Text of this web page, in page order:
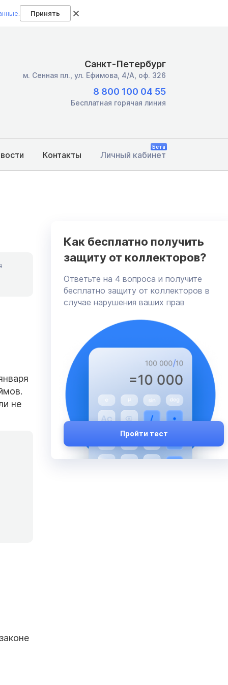
. Принять
Санкт-Петербург
м. Сенная пл., ул. Ефимова, 4/А, оф. 326
8 800 100 04 55
Бесплатная горячая линия
Контакты Личный кабинет
Бета
не
Как бесплатно получить
защиту от коллекторов?
Ответьте на 4 вопроса и получите
бесплатно защиту от коллекторов в
случае нарушения ваших прав
Пройти тест